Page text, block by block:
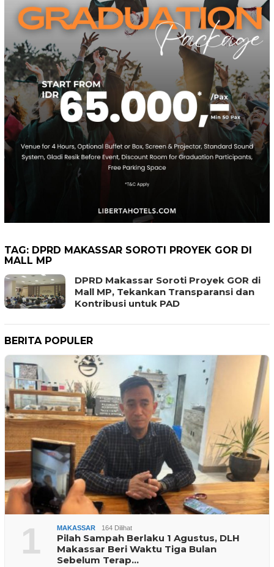
TAG: DPRD MAKASSAR SOROTI PROYEK GOR DI
MALL MP
DPRD Makassar Soroti Proyek GOR di
Mall MP, Tekankan Transparansi dan
Kontribusi untuk PAD
BERITA POPULER
1 MAKASSAR 164 Dilihat
Pilah Sampah Berlaku 1 Agustus, DLH
Makassar Beri Waktu Tiga Bulan
Sebelum Terap…